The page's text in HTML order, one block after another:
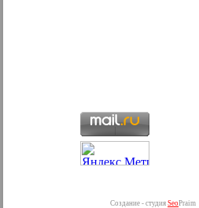
Создание - студия SeoPraim